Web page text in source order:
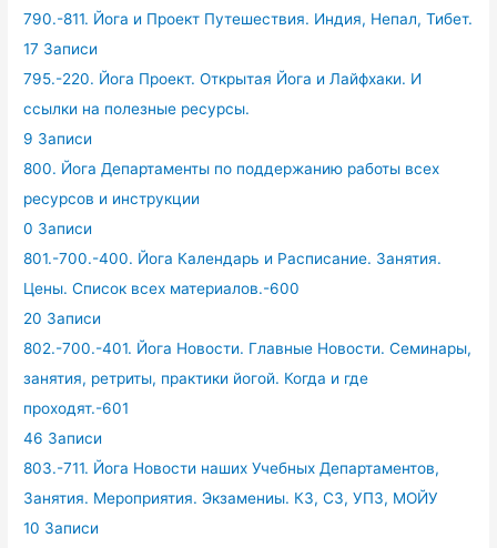
790.-811. Йога и Проект Путешествия. Индия, Непал, Тибет.
17 Записи
795.-220. Йога Проект. Открытая Йога и Лайфхаки. И
ссылки на полезные ресурсы.
9 Записи
800. Йога Департаменты по поддержанию работы всех
ресурсов и инструкции
0 Записи
801.-700.-400. Йога Календарь и Расписание. Занятия.
Цены. Список всех материалов.-600
20 Записи
802.-700.-401. Йога Новости. Главные Новости. Семинары,
занятия, ретриты, практики йогой. Когда и где
проходят.-601
46 Записи
803.-711. Йога Новости наших Учебных Департаментов,
Занятия. Мероприятия. Экзамениы. КЗ, СЗ, УПЗ, МОЙУ
10 Записи